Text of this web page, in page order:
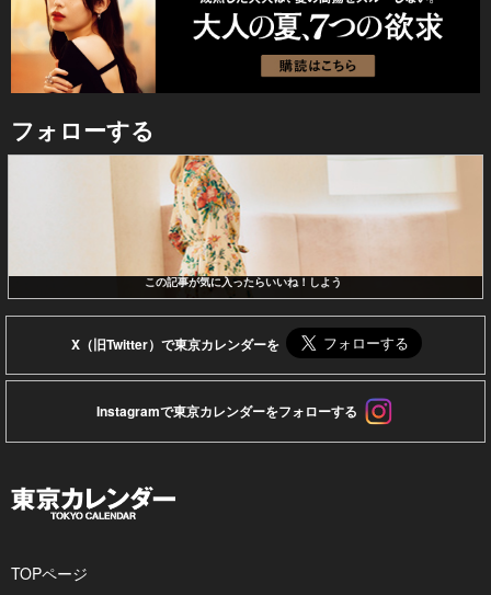
フォローする
この記事が気に入ったらいいね！しよう
X（旧Twitter）で東京カレンダーを
Instagramで東京カレンダーをフォローする
TOPページ